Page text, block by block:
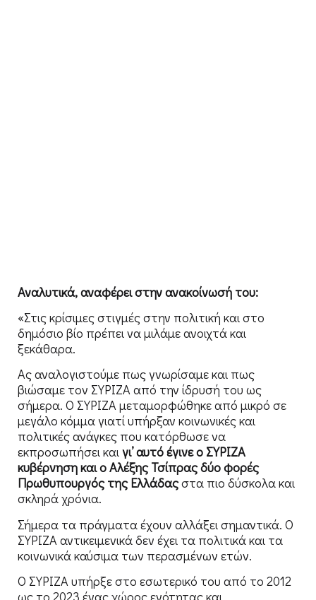
Αναλυτικά, αναφέρει στην ανακοίνωσή του:
«Στις κρίσιμες στιγμές στην πολιτική και στο
δημόσιο βίο πρέπει να μιλάμε ανοιχτά και
ξεκάθαρα.
Ας αναλογιστούμε πως γνωρίσαμε και πως
βιώσαμε τον ΣΥΡΙΖΑ από την ίδρυσή του ως
σήμερα. Ο ΣΥΡΙΖΑ μεταμορφώθηκε από μικρό σε
μεγάλο κόμμα γιατί υπήρξαν κοινωνικές και
πολιτικές ανάγκες που κατόρθωσε να
εκπροσωπήσει καιγι’ αυτό έγινε ο ΣΥΡΙΖΑ
κυβέρνηση και ο Αλέξης Τσίπρας δύο φορές
Πρωθυπουργός της Ελλάδαςστα πιο δύσκολα και
σκληρά χρόνια.
Σήμερα τα πράγματα έχουν αλλάξει σημαντικά. Ο
ΣΥΡΙΖΑ αντικειμενικά δεν έχει τα πολιτικά και τα
κοινωνικά καύσιμα των περασμένων ετών.
Ο ΣΥΡΙΖΑ υπήρξε στο εσωτερικό του από το 2012